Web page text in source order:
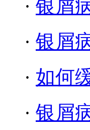
· 银屑
· 银屑
· 如何
· 银屑